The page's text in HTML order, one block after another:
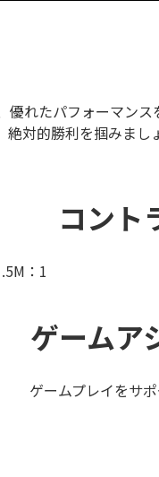
れたパフォーマンス
対的勝利を掴みまし
コント
：1
ゲームア
ゲームプレイをサ